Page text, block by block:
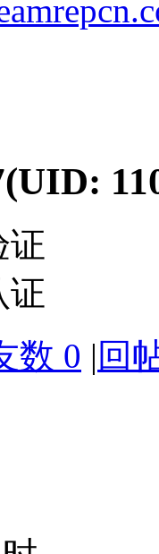
(UID:
证
证
数 0 | 回